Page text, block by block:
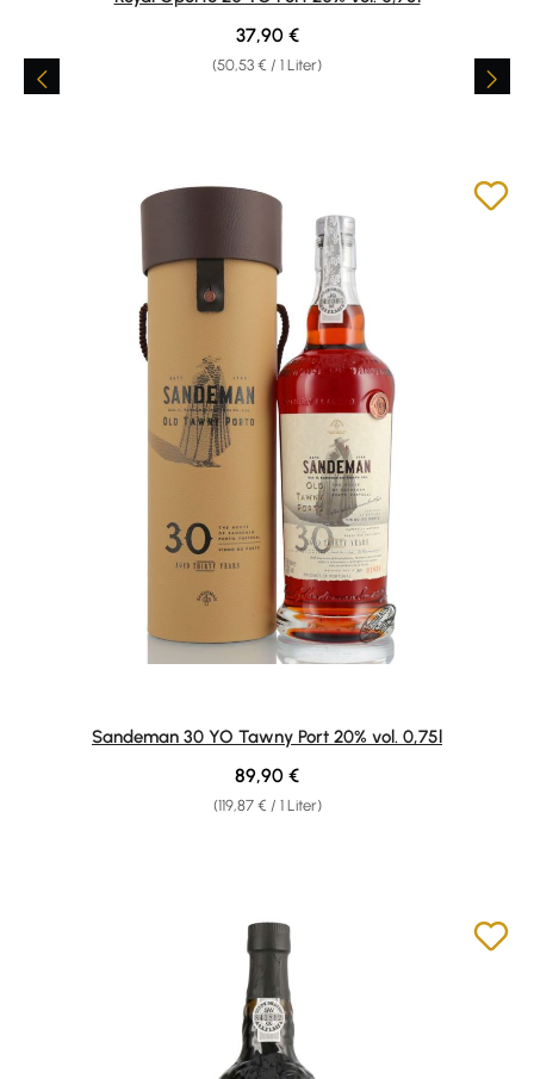
(50,53 € / 1 Liter)
Regulärer Preis:
37,90 €
Sandeman 30 YO Tawny Port 20% vol. 0,75l
(119,87 € / 1 Liter)
Regulärer Preis:
89,90 €